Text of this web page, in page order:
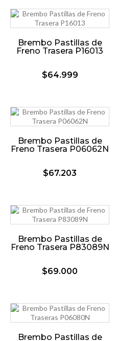
Brembo Pastillas de
Freno Trasera P16013
$64.999
Brembo Pastillas de
Freno Trasera P06062N
$67.203
Brembo Pastillas de
Freno Trasera P83089N
$69.000
Brembo Pastillas de